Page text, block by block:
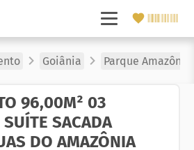
Goiânia Parque Amazônia
96,00M² 03
SACADA
DO AMAZÔNIA